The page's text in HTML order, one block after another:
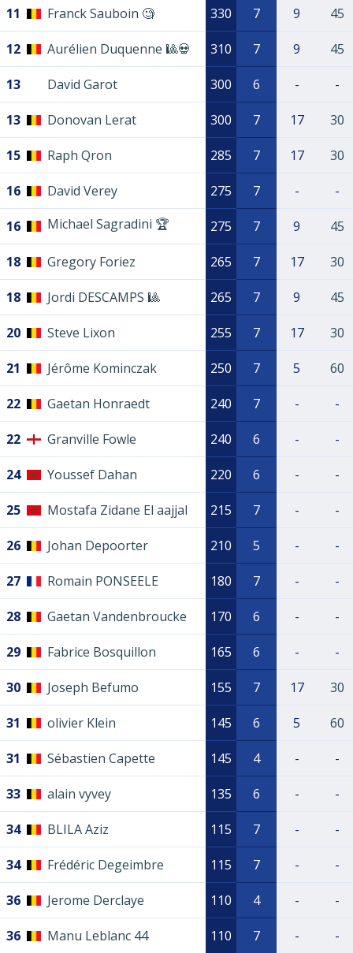
11 Franck Sauboin 🧐 330 7 9 45
12 Aurélien Duquenne 🎱💀 310 7 9 45
13 David Garot 300 6 - -
13 Donovan Lerat 300 7 17 30
15 Raph Qron 285 7 17 30
16 David Verey 275 7 - -
16 Michael Sagradini 🏆 275 7 9 45
18 Gregory Foriez 265 7 17 30
18 Jordi DESCAMPS 🎱 265 7 9 45
20 Steve Lixon 255 7 17 30
21 Jérôme Kominczak 250 7 5 60
22 Gaetan Honraedt 240 7 - -
22 Granville Fowle 240 6 - -
24 Youssef Dahan 220 6 - -
25 Mostafa Zidane El aajjal 215 7 - -
26 Johan Depoorter 210 5 - -
27 Romain PONSEELE 180 7 - -
28 Gaetan Vandenbroucke 170 6 - -
29 Fabrice Bosquillon 165 6 - -
30 Joseph Befumo 155 7 17 30
31 olivier Klein 145 6 5 60
31 Sébastien Capette 145 4 - -
33 alain vyvey 135 6 - -
34 BLILA Aziz 115 7 - -
34 Frédéric Degeimbre 115 7 - -
36 Jerome Derclaye 110 4 - -
36 Manu Leblanc 44 110 7 - -